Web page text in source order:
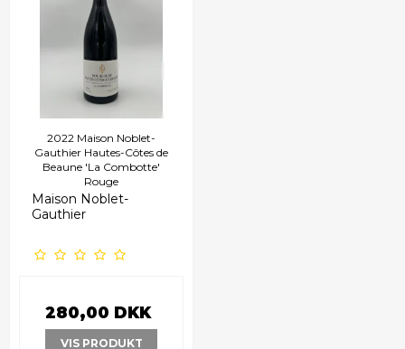
2022 Maison Noblet-
Gauthier Hautes-Côtes de
Beaune 'La Combotte'
Rouge
Maison Noblet-
Gauthier
280,00 DKK
VIS PRODUKT